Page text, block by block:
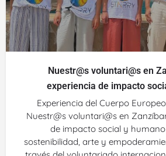
Nuestr@s voluntari@s en
experiencia de impacto
Experiencia del Cuerpo
Nuestr@s voluntari@s en
de impacto social y
sostenibilidad, arte y